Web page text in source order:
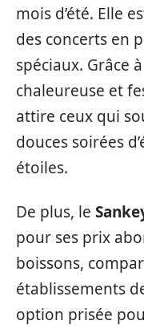
mois d’été. Elle
des concerts en
spéciaux. Grâce
chaleureuse et
attire ceux qui
douces soirées
étoiles.
De plus, le
pour ses prix
boissons,
établissements
option prisée